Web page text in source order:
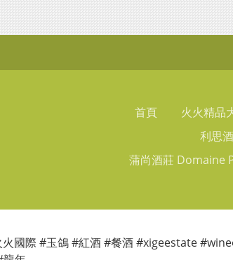
首頁 火火精品
利思
蒲尚酒莊 Domaine